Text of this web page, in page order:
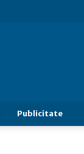
Publicitate